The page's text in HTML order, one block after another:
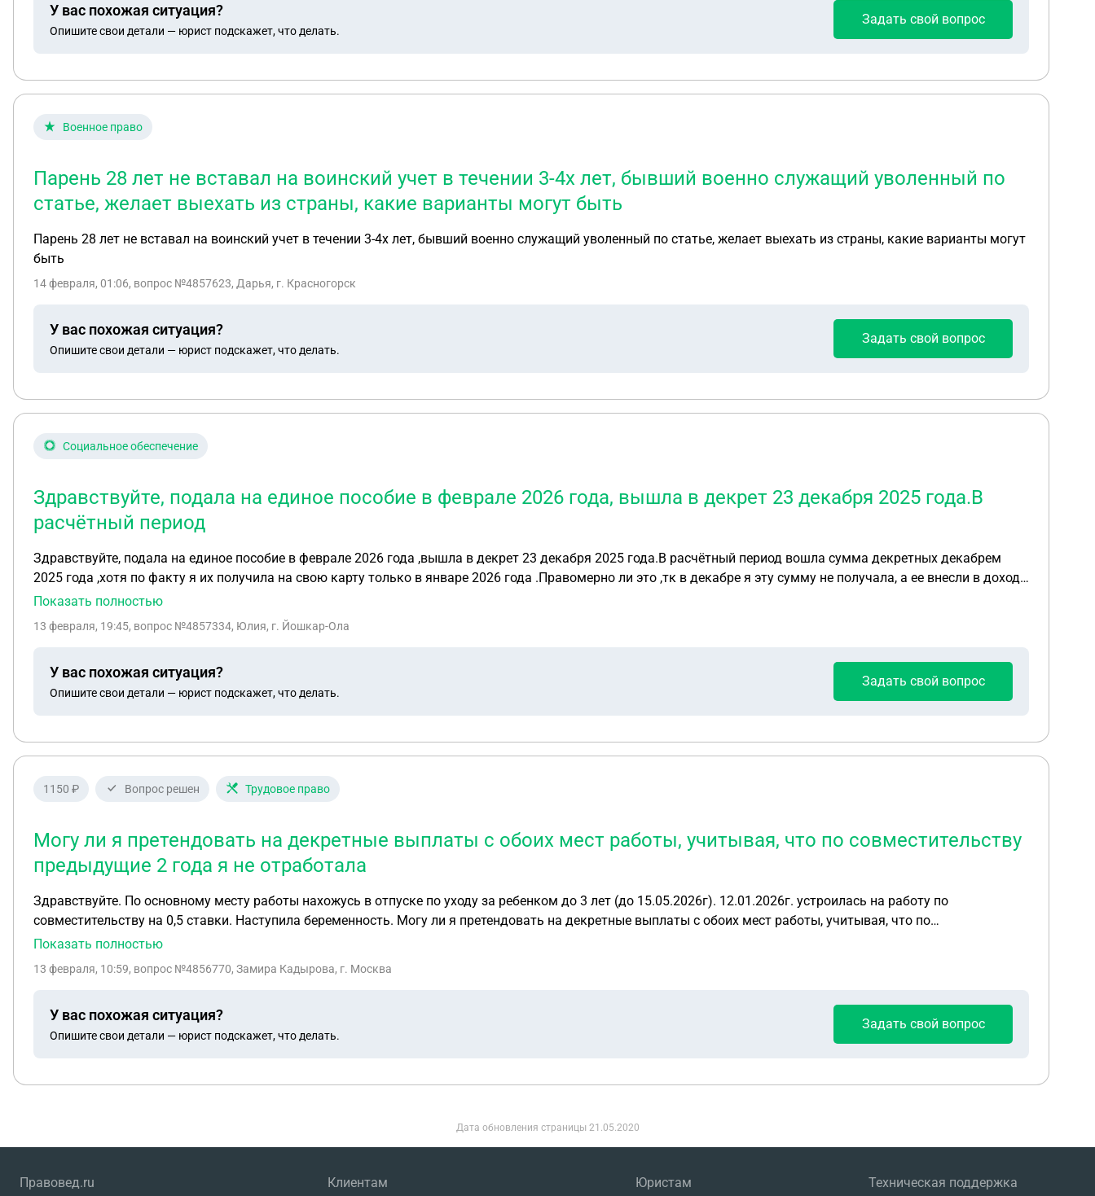
У вас похожая ситуация?
Опишите свои детали — юрист подскажет, что делать.
Задать свой вопрос
Военное право
Парень 28 лет не вставал на воинский учет в течении 3-4х лет, бывший военно служащий уволенный по
статье, желает выехать из страны, какие варианты могут быть
Парень 28 лет не вставал на воинский учет в течении 3-4х лет, бывший военно служащий уволенный по статье, желает выехать из страны, какие варианты могут
быть
14 февраля, 01:06, вопрос №4857623, Дарья, г. Красногорск
У вас похожая ситуация?
Опишите свои детали — юрист подскажет, что делать.
Задать свой вопрос
Социальное обеспечение
Здравствуйте, подала на единое пособие в феврале 2026 года, вышла в декрет 23 декабря 2025 года.В
расчётный период
Здравствуйте, подала на единое пособие в феврале 2026 года ,вышла в декрет 23 декабря 2025 года.В расчётный период вошла сумма декретных декабрем
2025 года ,хотя по факту я их получила на свою карту только в январе 2026 года .Правомерно ли это ,тк в декабре я эту сумму не получала, а ее внесли в доход
2025 года !Выплата была одобрена сфр только 20.01.2026 ,пришло письмо на гос услуги.Да и еще тут ситуация такая ,что подавала на продление единого
пособия на старшего ребёнка тк срок выходит в марте 2026 на гос услугах есть3 вкладки для подачи заявления ,1продлить единое пособие 2офлрмить пособие
по беременности и 3это объеденить выплату на детей, я выбрала 1 !но в самом заявлении не убрала галочку на второго ребёнка на которого уже была
прошла на 75 % на обеих детей. Вроде если меньше сумма получается ,то должны были сделать отказ ,но мне почему то не сделали и назначили в меньшую
сторону!
Показать полностью
13 февраля, 19:45, вопрос №4857334, Юлия, г. Йошкар-Ола
У вас похожая ситуация?
Опишите свои детали — юрист подскажет, что делать.
Задать свой вопрос
1150 ₽ Вопрос решен Трудовое право
Могу ли я претендовать на декретные выплаты с обоих мест работы, учитывая, что по совместительству
предыдущие 2 года я не отработала
Здравствуйте. По основному месту работы нахожусь в отпуске по уходу за ребенком до 3 лет (до 15.05.2026г). 12.01.2026г. устроилась на работу по
совместительству на 0,5 ставки. Наступила беременность. Могу ли я претендовать на декретные выплаты с обоих мест работы, учитывая, что по
совместительству предыдущие 2 года я не отработала. в случае, если нельзя претендовать на декретные с обоих мест работы, могу ли на основном месте
Спасибо! 13.02.2026г.
Показать полностью
13 февраля, 10:59, вопрос №4856770, Замира Кадырова, г. Москва
У вас похожая ситуация?
Опишите свои детали — юрист подскажет, что делать.
Задать свой вопрос
Дата обновления страницы 21.05.2020
Правовед.ru Клиентам Юристам Техническая поддержка